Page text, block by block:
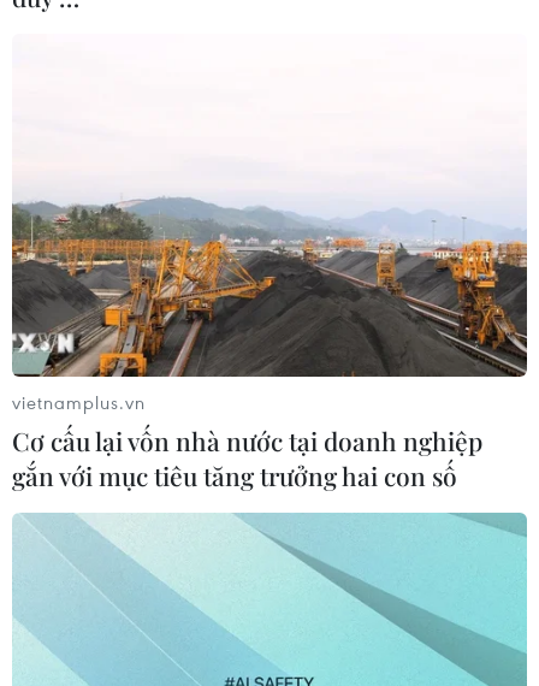
vietnamplus.vn
Cơ cấu lại vốn nhà nước tại doanh nghiệp
gắn với mục tiêu tăng trưởng hai con số